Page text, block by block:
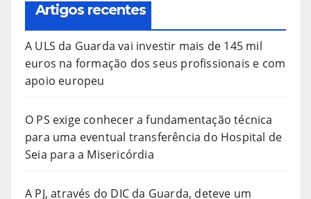
Artigos recentes
A ULS da Guarda vai investir mais de 145 mil
euros na formação dos seus profissionais e com
apoio europeu
O PS exige conhecer a fundamentação técnica
para uma eventual transferência do Hospital de
Seia para a Misericórdia
A PJ, através do DIC da Guarda, deteve um